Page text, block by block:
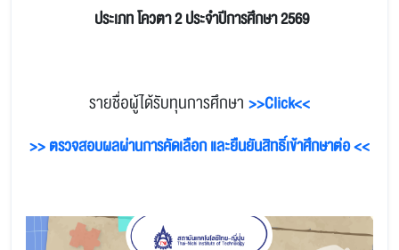
ประเภท โควตา 2ประจำปีการศึกษา 2569
รายชื่อผู้ได้รับทุนการศึกษา >>Click<<
>> ตรวจสอบผลผ่านการคัดเลือก และยืนยันสิทธิ์เข้าศึกษาต่อ <<